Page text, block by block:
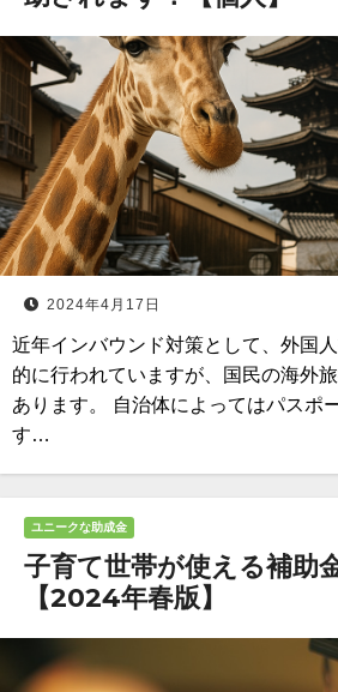
2024年4月17日
近年インバウンド対策として、外国
的に行われていますが、国民の海外
あります。 自治体によってはパスポ
す…
ユニークな助成金
子育て世帯が使える補助
【2024年春版】